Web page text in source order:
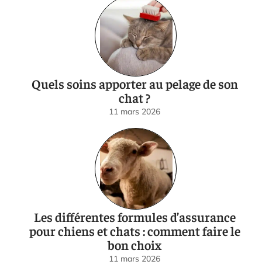
Quels soins apporter au pelage de son
chat ?
11 mars 2026
Les différentes formules d’assurance
pour chiens et chats : comment faire le
bon choix
11 mars 2026